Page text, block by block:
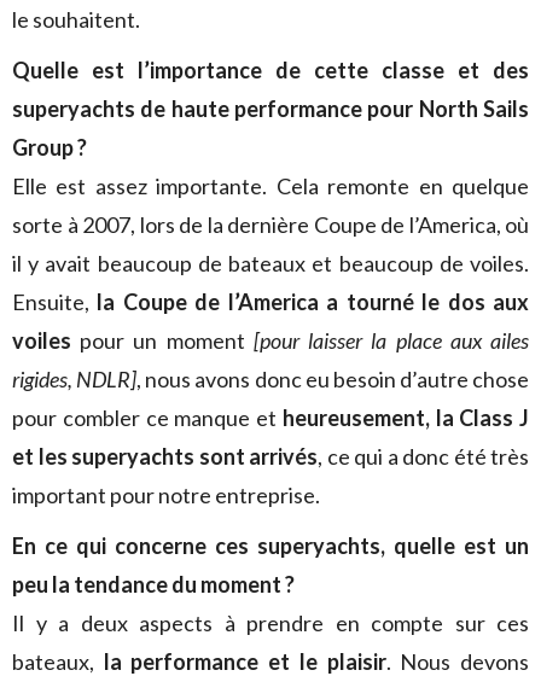
le souhaitent.
Quelle est l’importance de cette classe et des
superyachts de haute performance pour North Sails
Group ?
Elle est assez importante. Cela remonte en quelque
sorte à 2007, lors de la dernière Coupe de l’America, où
il y avait beaucoup de bateaux et beaucoup de voiles.
Ensuite, la Coupe de l’America a tourné le dos aux
voiles pour un moment [pour laisser la place aux ailes
rigides, NDLR], nous avons donc eu besoin d’autre chose
pour combler ce manque et heureusement, la Class J
et les superyachts sont arrivés, ce qui a donc été très
important pour notre entreprise.
En ce qui concerne ces superyachts, quelle est un
peu la tendance du moment ?
Il y a deux aspects à prendre en compte sur ces
bateaux, la performance et le plaisir. Nous devons